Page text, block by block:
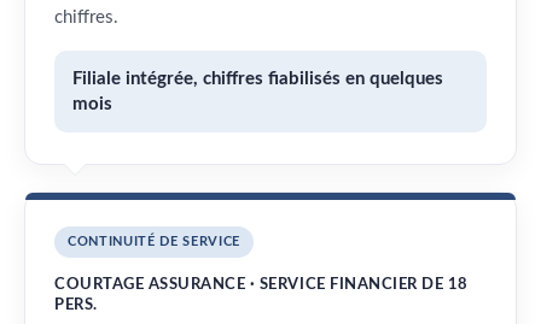
chiffres.
Filiale intégrée, chiffres fiabilisés en quelques
mois
CONTINUITÉ DE SERVICE
COURTAGE ASSURANCE · SERVICE FINANCIER DE 18
PERS.